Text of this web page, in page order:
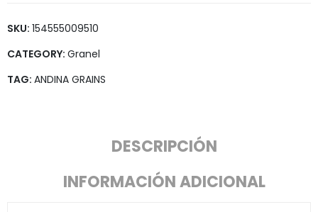
SKU: 154555009510
CATEGORY: Granel
TAG: ANDINA GRAINS
DESCRIPCIÓN
INFORMACIÓN ADICIONAL